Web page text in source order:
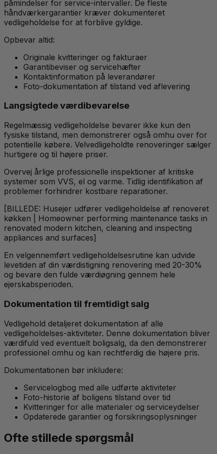
påmindelser for service-intervaller. De fleste
håndværkergarantier kræver dokumenteret
vedligeholdelse for at forblive gyldige.
Opbevar altid:
Originale kvitteringer og fakturaer
Garantibeviser og servicehæfter
Kontaktinformation på leverandører
Foto-dokumentation af tilstand ved aflevering
Langsigtede værdibevarelse
Regelmæssig vedligeholdelse bevarer ikke kun den
fysiske tilstand, men demonstrerer også omhu over for
potentielle købere. Velvedligeholdte renoveringer sælger
hurtigere og til højere priser.
Overvej årlige professionelle inspektioner af kritiske
systemer som VVS, el og varme. Tidlig identifikation af
problemer forhindrer kostbare reparationer.
[BILLEDE: Husejer udfører vedligeholdelse af renoveret
køkken | Homeowner performing maintenance tasks in
renovated modern kitchen, cleaning and inspecting
appliances and surfaces]
En velgennemført vedligeholdelsesrutine kan udvide
levetiden af din værdistigning renovering med 20-30%
og bevare den fulde værdiøgning gennem hele
ejerskabsperioden.
Dokumentation til fremtidigt salg
Vedligehold detaljeret dokumentation af alle
vedligeholdelses-aktiviteter. Denne dokumentation bliver
værdifuld ved eventuelt boligsalg, da den demonstrerer
professionel omhu og kan rechtferdig die højere pris.
Dokumentationen bør inkludere:
Servicelogbog med alle udførte aktiviteter
Foto-historie af boligens tilstand over tid
Kvitteringer for alle materialer og serviceydelser
Opdaterede garantier og forsikringsoplysninger
Ofte stillede spørgsmål